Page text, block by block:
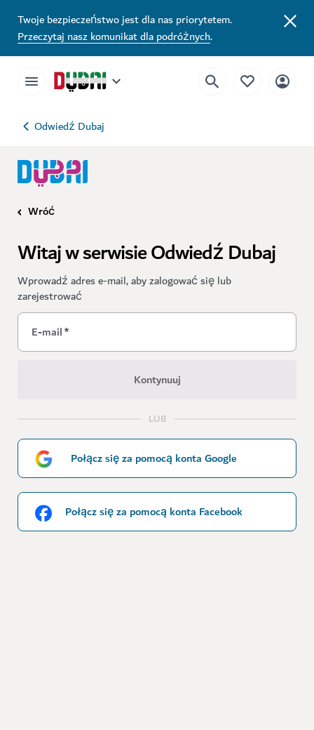
Twoje bezpieczeństwo jest dla nas priorytetem.
Przeczytaj nasz komunikat dla podróżnych.
Odwiedź Dubaj
Wróć
Witaj w serwisie Odwiedź Dubaj
Wprowadź adres e-mail, aby zalogować się lub
zarejestrować
E-mail*
Kontynuuj
LUB
Połącz się za pomocą konta Google
Połącz się za pomocą konta Facebook